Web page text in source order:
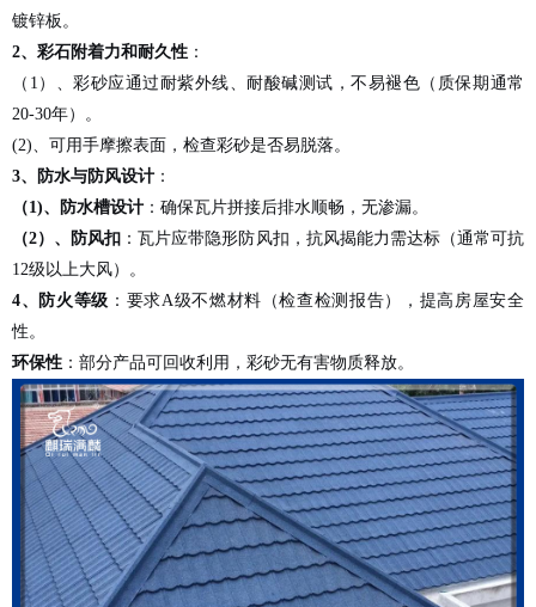
镀锌板。
2、 彩石附着力和耐久性 ：
（ 1 ）、彩砂应通过耐紫外线、耐酸碱测试，不易褪色（质保期通常
20-30年）。
(2)、 可用手摩擦表面，检查彩砂是否易脱落。
3、
防水与防风设计 ：
（1)、 防水槽设计 ：确保瓦片拼接后排水顺畅，无渗漏。
（2）、 防风扣 ：瓦片应带隐形防风扣，抗风揭能力需达标（通常可抗
12级以上大风）。
4、
防火等级 ：要求A级不燃材料（检查检测报告），提高房屋安全
性。
环保性 ：部分产品可回收利用，彩砂无有害物质释放。